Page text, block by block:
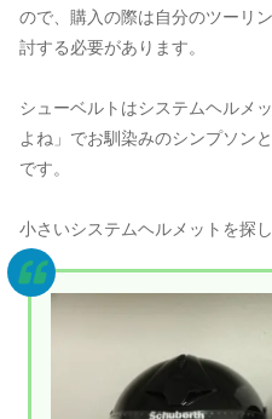
ので、購入の際は自分のツーリ
討する必要があります。
シューベルトはシステムヘルメ
よね」でお馴染みのシンプソン
です。
小さいシステムヘルメットを探